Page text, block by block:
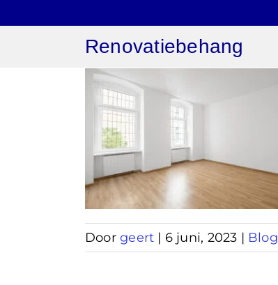
naar
Renovatiebehang
Doorgeert | 6 juni, 2023 | Blog